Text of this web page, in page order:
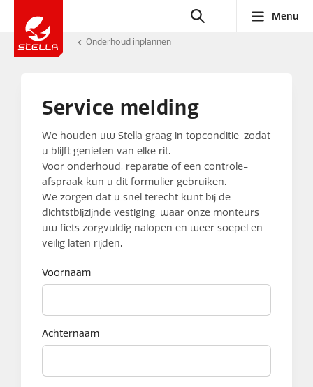
Menu
Onderhoud inplannen
Service melding
We houden uw Stella graag in topconditie, zodat
u blijft genieten van elke rit.
Voor onderhoud, reparatie of een controle-
afspraak kun u dit formulier gebruiken.
We zorgen dat u snel terecht kunt bij de
dichtstbijzijnde vestiging, waar onze monteurs
uw fiets zorgvuldig nalopen en weer soepel en
veilig laten rijden.
Voornaam
Achternaam